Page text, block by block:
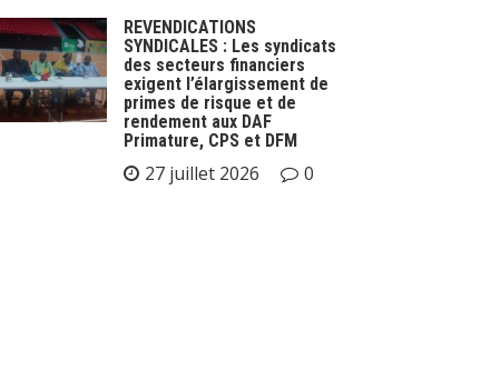
REVENDICATIONS
SYNDICALES : Les syndicats
des secteurs financiers
exigent l’élargissement de
primes de risque et de
rendement aux DAF
Primature, CPS et DFM
27 juillet 2026 0